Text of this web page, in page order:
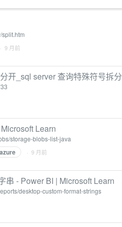
· 9 月前
开_sql server 查询特殊符号拆分
Learn
storage-blobs-list-java
azure · 9 月前
串 - Power BI | Microsoft Learn
desktop-custom-format-strings